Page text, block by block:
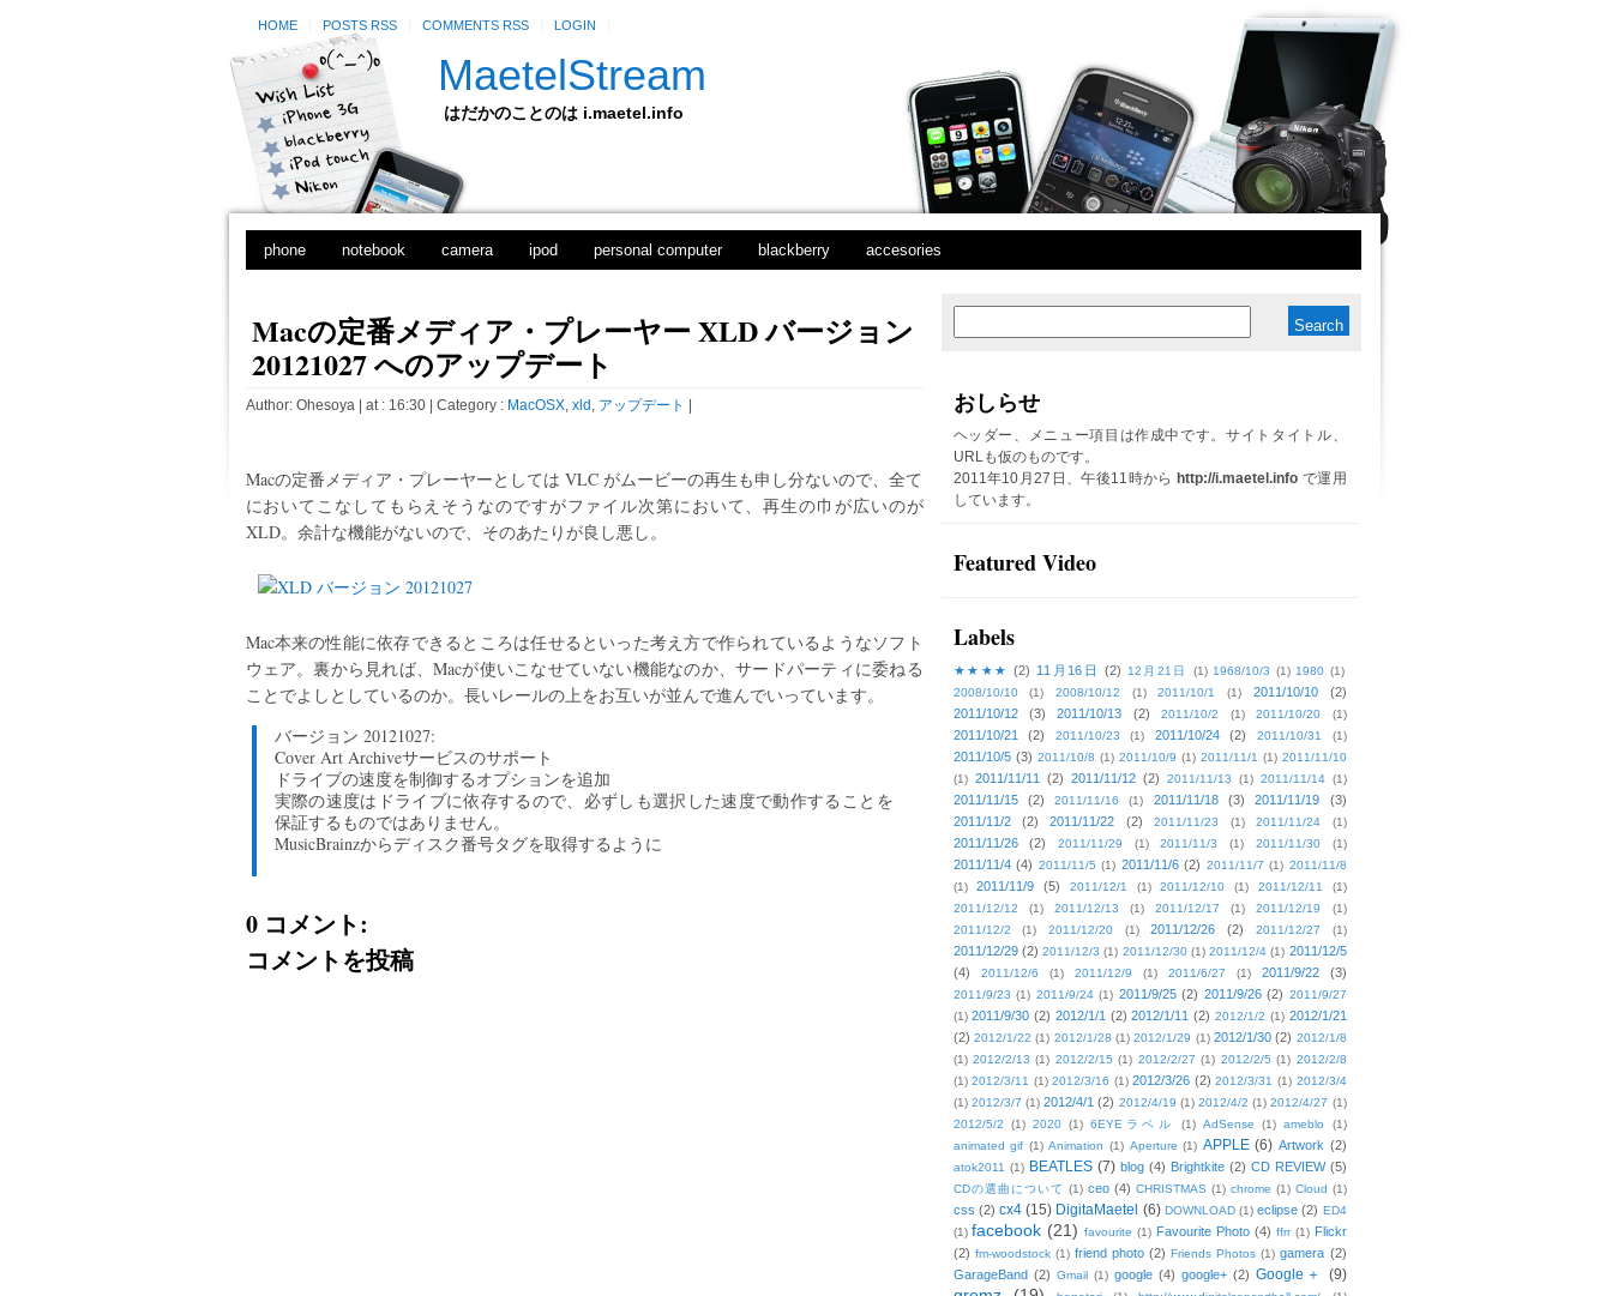
HOME POSTS RSS COMMENTS RSS LOGIN
MaetelStream
はだかのことのは i.maetel.info
phone notebook camera ipod personal computer blackberry accesories
Macの定番メディア・プレーヤー XLD バージョン
20121027 へのアップデート
Author: Ohesoya| at : 16:30 | Category : MacOSX, xld , アップデート
Macの定番メディア・プレーヤーとしては VLC がムービーの再生も申し分ないので、全て
においてこなしてもらえそうなのですがファイル次第において、再生の巾が広いのが
XLD。余計な機能がないので、そのあたりが良し悪し。
Mac本来の性能に依存できるところは任せるといった考え方で作られているようなソフト
ウェア。裏から見れば、Macが使いこなせていない機能なのか、サードパーティに委ねる
ことでよしとしているのか。長いレールの上をお互いが並んで進んでいっています。
バージョン 20121027:
Cover Art Archiveサービスのサポート
ドライブの速度を制御するオプションを追加
実際の速度はドライブに依存するので、必ずしも選択した速度で動作することを
保証するものではありません。
MusicBrainzからディスク番号タグを取得するように
0 コメント:
コメントを投稿
稿
おしらせ
ヘッダー、メニュー項目は作成中です。サイトタイトル、
URLも仮のものです。
2011年10月27日、午後11時から http://i.maetel.info で運用
しています。
Featured Video
Labels
★★★★ (2) 11月16日 (2) 12月21日 (1) 1968/10/3 (1) 1980 (1)
2008/10/10
(1) 2008/10/12 (1) 2011/10/1 (1) 2011/10/10
(2)
2011/10/12
(3) 2011/10/13 (2) 2011/10/2 (1) 2011/10/20 (1)
2011/10/21 (2) 2011/10/23 (1) 2011/10/24 (2) 2011/10/31 (1)
2011/10/5 (3) 2011/10/8 (1) 2011/10/9 (1) 2011/11/1 (1) 2011/11/10
(1) 2011/11/11 (2) 2011/11/12 (2) 2011/11/13 (1) 2011/11/14 (1)
2011/11/15 (2) 2011/11/16 (1) 2011/11/18 (3) 2011/11/19
(3)
2011/11/2
(2) 2011/11/22 (2) 2011/11/23 (1) 2011/11/24 (1)
2011/11/26 (2) 2011/11/29 (1) 2011/11/3 (1) 2011/11/30 (1)
2011/11/4 (4) 2011/11/5 (1) 2011/11/6 (2) 2011/11/7 (1) 2011/11/8
(1)
2011/11/9 (5) 2011/12/1 (1) 2011/12/10 (1) 2011/12/11
(1)
2011/12/12
(1) 2011/12/13 (1) 2011/12/17 (1) 2011/12/19
(1)
2011/12/2
(1) 2011/12/20 (1) 2011/12/26 (2) 2011/12/27 (1)
2011/12/29 (2) 2011/12/3 (1) 2011/12/30 (1) 2011/12/4 (1) 2011/12/5
(4)
2011/12/6 (1) 2011/12/9 (1) 2011/6/27 (1) 2011/9/22 (3)
2011/9/23 (1) 2011/9/24 (1) 2011/9/25 (2) 2011/9/26 (2) 2011/9/27
(1) 2011/9/30 (2) 2012/1/1 (2) 2012/1/11 (2) 2012/1/2 (1) 2012/1/21
(2) 2012/1/22 (1) 2012/1/28 (1) 2012/1/29 (1) 2012/1/30 (2) 2012/1/8
(1) 2012/2/13 (1) 2012/2/15 (1) 2012/2/27 (1) 2012/2/5 (1) 2012/2/8
(1) 2012/3/11 (1) 2012/3/16 (1) 2012/3/26 (2) 2012/3/31 (1) 2012/3/4
(1) 2012/3/7 (1) 2012/4/1 (2) 2012/4/19 (1) 2012/4/2 (1) 2012/4/27 (1)
2012/5/2
(1) 2020 (1) 6EYEラベル (1) AdSense (1) ameblo
(1)
animated gif (1) Animation (1) Aperture (1) APPLE (6) Artwork (2)
atok2011 (1) BEATLES (7) blog (4) Brightkite (2) CD REVIEW (5)
CDの選曲について (1) ceo (4) CHRISTMAS (1) chrome (1) Cloud (1)
css (2) cx4 (15) DigitaMaetel (6) DOWNLOAD (1) eclipse (2) ED4
(1) facebook (21) favourite (1) Favourite Photo (4) ffrr (1) Flickr
(2) fm-woodstock (1) friend photo (2) Friends Photos (1) gamera (2)
GarageBand (2) Gmail (1) google (4) google+ (2) Google＋ (9)